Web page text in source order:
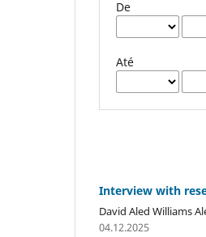
De
Até
Interview with
David Aled Williams
04.12.2025